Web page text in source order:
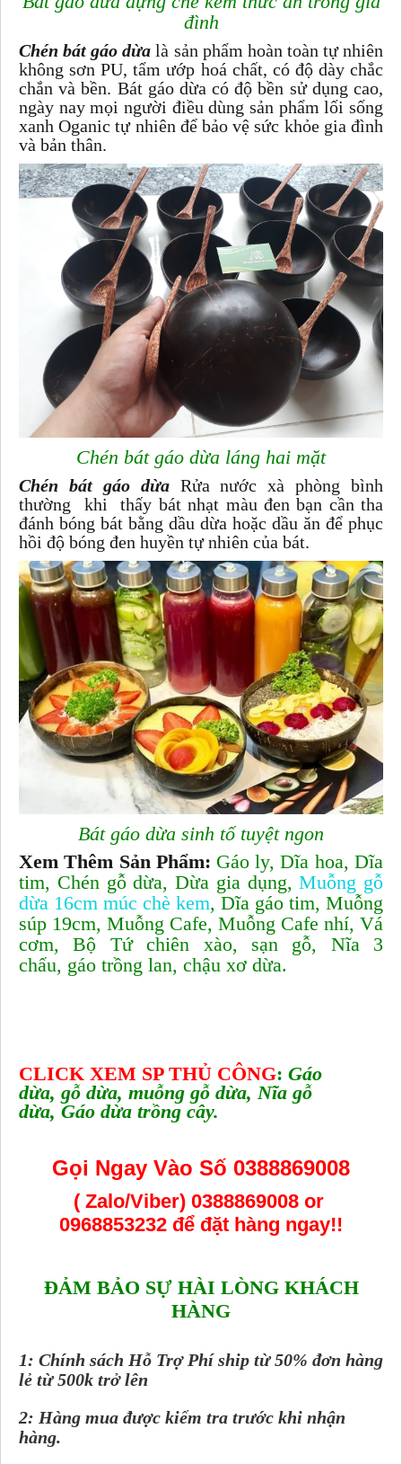
đình
Chén bát gáo dừa là sản phẩm hoàn toàn tự nhiên
không sơn PU, tẩm ướp hoá chất, có độ dày chắc
chắn và bền. Bát gáo dừa có độ bền sử dụng cao,
ngày nay mọi người điều dùng sản phẩm lối sống
xanh Oganic tự nhiên để bảo vệ sức khỏe gia đình
và bản thân.
Chén bát gáo dừa láng hai mặt
Chén bát gáo dừa Rửa nước xà phòng bình
thường khi thấy bát nhạt màu đen bạn cần tha
đánh bóng bát bằng dầu dừa hoặc dầu ăn để phục
hồi độ bóng đen huyền tự nhiên của bát.
Bát gáo dừa sinh tố tuyệt ngon
Xem Thêm Sản Phẩm: Gáo ly,Dĩa hoa, Dĩa
tim, Chén gỗ dừa, Dừa gia dụng,Muỗng gỗ
dừa 16cm múc chè kem, Dĩa gáo tim, Muỗng
súp 19cm, Muỗng Cafe, Muỗng Cafe nhí, Vá
cơm,Bộ Tứ chiên xào, sạn gỗ, Nĩa 3
chấu, gáo trồng lan, chậu xơ dừa.
CLICK XEM SP THỦ CÔNG: Gáo
dừa, gỗ dừa, muỗng gỗ dừa,Nĩa gỗ
dừa,Gáo dừa trồng cây.
Gọi Ngay Vào Số 0388869008
( Zalo/Viber) 0388869008 or
0968853232 để đặt hàng ngay!!
ĐẢM BẢO SỰ HÀI LÒNG KHÁCH
HÀNG
1: Chính sách Hỗ Trợ Phí ship từ 50% đơn hàng
lẻ từ 500k trở lên
2: Hàng mua được kiểm tra trước khi nhận
hàng.